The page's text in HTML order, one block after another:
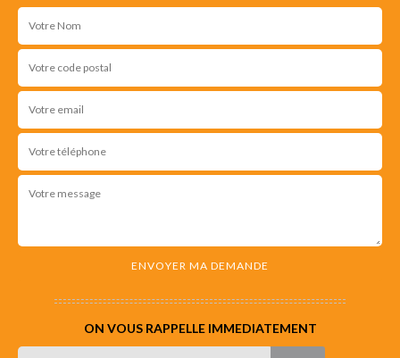
ON VOUS RAPPELLE IMMEDIATEMENT